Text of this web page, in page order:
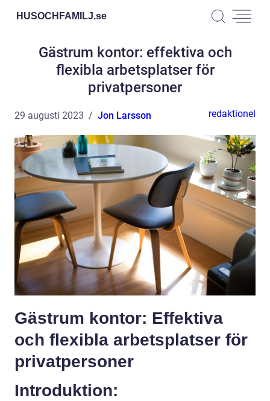
HUSOCHFAMILJ.se
Gästrum kontor: effektiva och
flexibla arbetsplatser för
privatpersoner
29 augusti 2023 Jon Larsson redaktionel
Gästrum kontor: Effektiva
och flexibla arbetsplatser för
privatpersoner
Introduktion: